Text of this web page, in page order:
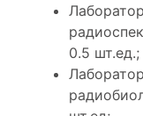
0.5 шт.ед.;